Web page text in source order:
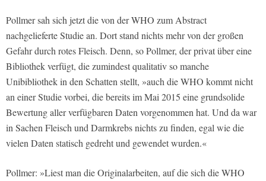
Pollmer sah sich jetzt die von der WHO zum Abstract
nachgelieferte Studie an. Dort stand nichts mehr von der großen
Gefahr durch rotes Fleisch. Denn, so Pollmer, der privat über eine
Bibliothek verfügt, die zumindest qualitativ so manche
Unibibliothek in den Schatten stellt, »auch die WHO kommt nicht
an einer Studie vorbei, die bereits im Mai 2015 eine grundsolide
Bewertung aller verfügbaren Daten vorgenommen hat. Und da war
in Sachen Fleisch und Darmkrebs nichts zu finden, egal wie die
vielen Daten statisch gedreht und gewendet wurden.«
Pollmer: »Liest man die Originalarbeiten, auf die sich die WHO